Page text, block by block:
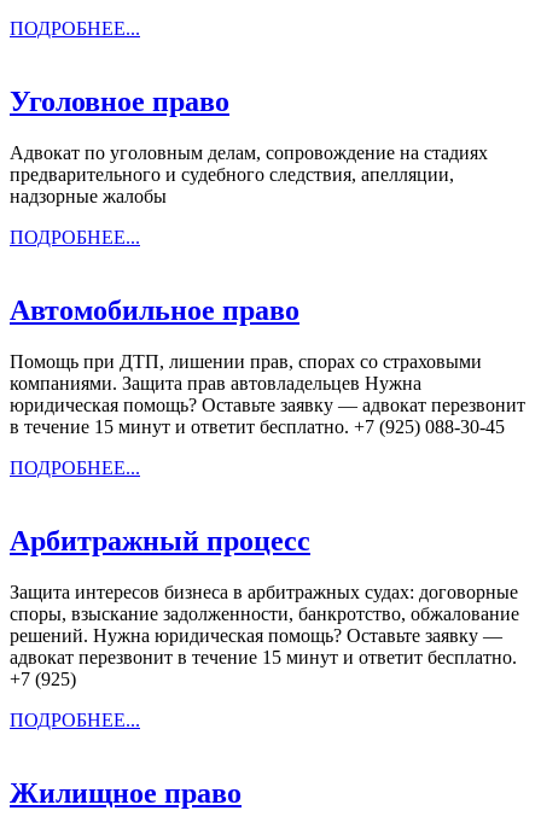
ПОДРОБНЕЕ...
Уголовное право
Адвокат по уголовным делам, сопровождение на стадиях
предварительного и судебного следствия, апелляции,
надзорные жалобы
ПОДРОБНЕЕ...
Автомобильное право
Помощь при ДТП, лишении прав, спорах со страховыми
компаниями. Защита прав автовладельцев Нужна
юридическая помощь? Оставьте заявку — адвокат перезвонит
в течение 15 минут и ответит бесплатно. +7 (925) 088-30-45
ПОДРОБНЕЕ...
Арбитражный процесс
Защита интересов бизнеса в арбитражных судах: договорные
споры, взыскание задолженности, банкротство, обжалование
решений. Нужна юридическая помощь? Оставьте заявку —
адвокат перезвонит в течение 15 минут и ответит бесплатно.
+7 (925)
ПОДРОБНЕЕ...
Жилищное право